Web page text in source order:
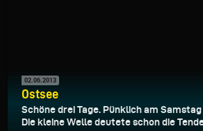
02.06.2013
Ostsee
Schöne drei Tage. Pünklich am
Die kleine Welle deutete schon die